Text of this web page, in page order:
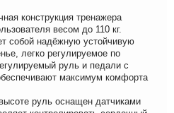
конструкция тренажера
весом до 110 кг.
собой надёжную устойчивую
легко регулируемое по
руль и педали с
максимум комфорта
руль оснащен датчиками